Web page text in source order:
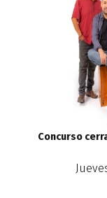
Concurso